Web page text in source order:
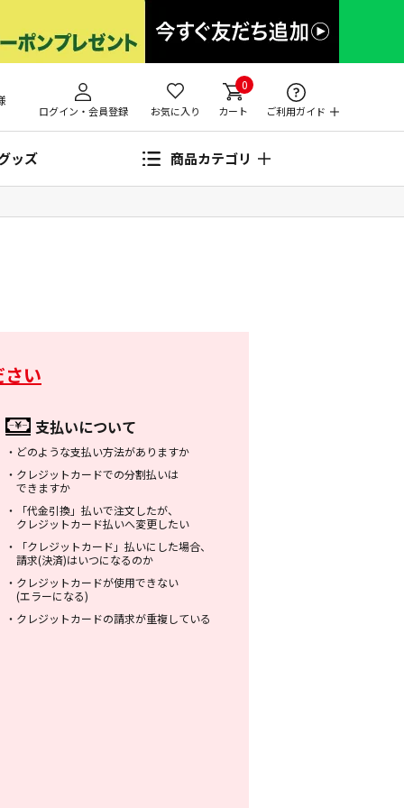
ログイン・会員登録 お気に入り
0
カート ご利用ガイド
ッズ 商品カテゴリ
い
支払いについて
・ どのような支払い方法がありますか
・ クレジットカードでの分割払いは
できますか
・
「代金引換」払いで注文したが、
クレジットカード払いへ変更したい
・
「クレジットカード」払いにした場合、
請求(決済)はいつになるのか
・ クレジットカードが使用できない
(エラーになる)
・ クレジットカードの請求が重複している